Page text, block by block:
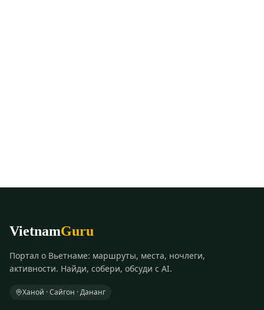
VietnamGuru
Портал о Вьетнаме: маршруты, места, ночлеги,
активности. Найди, собери, обсуди с AI.
Ханой · Сайгон · Дананг